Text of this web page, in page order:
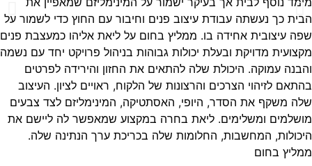
הבית כך נעשתה עבודת עיצוב פנים וחיבור עם החוץ כדי לשמור על
שפה עיצובית אחידה בו. ממליץ בחום על ליאת אליהו כמעצבת פנים
מקצועית מדויקת ובעלת יכולות גבוהות בניהול פרויקט יחד עם נשמה
והבנה עמוקה. היכולת שלה להתאים את החזון והירידה לפרטים
בהתאם לזיהוי הצרכים והרצונות של הלקוח, ראויים לציון. העיצוב
שלה משקף את הסדר, היופי, האסתטיקה, המינימליזם לצד צבעים
מושלמים ומשלימים. ליאת בחרה במקצוע שמאפשר לה ליישם את
היכולות, המחשבות, החלומות שלה בכריכת ערך הנתינה שלה.
ממליץ בחום